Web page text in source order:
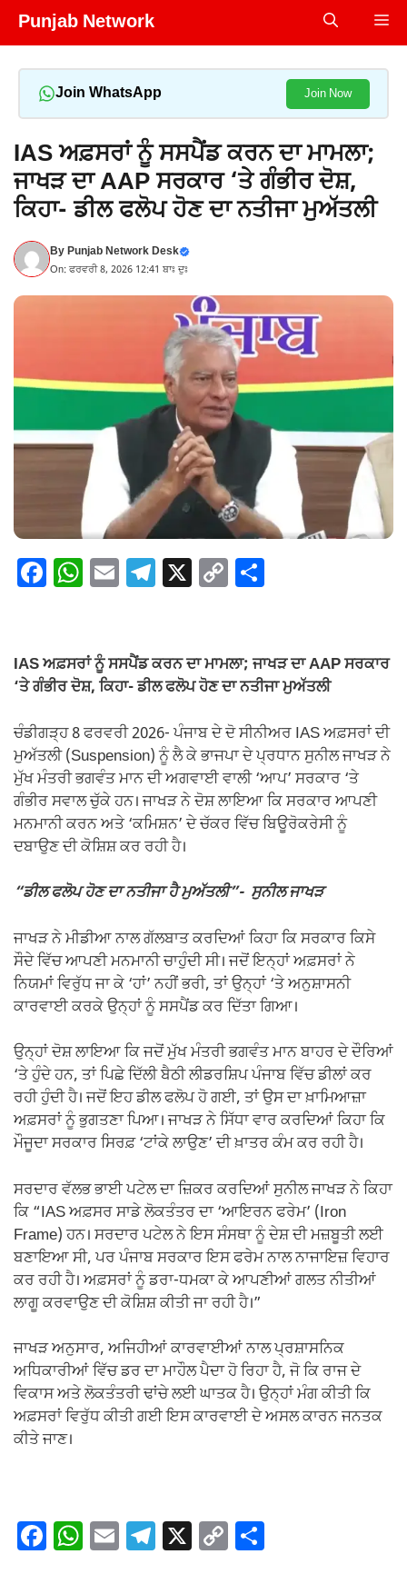
Skip
Punjab Network
Join WhatsApp Join Now
IAS ਅਫ਼ਸਰਾਂ ਨੂੰ ਸਸਪੈਂਡ ਕਰਨ ਦਾ ਮਾਮਲਾ;
ਜਾਖੜ ਦਾ AAP ਸਰਕਾਰ ‘ਤੇ ਗੰਭੀਰ ਦੋਸ਼,
ਕਿਹਾ- ਡੀਲ ਫਲੋਪ ਹੋਣ ਦਾ ਨਤੀਜਾ ਮੁਅੱਤਲੀ
ByPunjab Network Desk
On: ਫਰਵਰੀ 8, 2026 12:41 ਬਾਃ ਦੁਃ
F
e
b
o
o
k
W
s
A
p
p
E T
gr
a
m
X C
y
Li
n
k
e
IAS ਅਫ਼ਸਰਾਂ ਨੂੰ ਸਸਪੈਂਡ ਕਰਨ ਦਾ ਮਾਮਲਾ; ਜਾਖੜ ਦਾ AAP ਸਰਕਾਰ
‘ਤੇ ਗੰਭੀਰ ਦੋਸ਼, ਕਿਹਾ- ਡੀਲ ਫਲੋਪ ਹੋਣ ਦਾ ਨਤੀਜਾ ਮੁਅੱਤਲੀ
ਚੰਡੀਗੜ੍ਹ 8 ਫਰਵਰੀ 2026- ਪੰਜਾਬ ਦੇ ਦੋ ਸੀਨੀਅਰ IAS ਅਫ਼ਸਰਾਂ ਦੀ
ਮੁਅੱਤਲੀ (Suspension) ਨੂੰ ਲੈ ਕੇ ਭਾਜਪਾ ਦੇ ਪ੍ਰਧਾਨ ਸੁਨੀਲ ਜਾਖੜ ਨੇ
ਮੁੱਖ ਮੰਤਰੀ ਭਗਵੰਤ ਮਾਨ ਦੀ ਅਗਵਾਈ ਵਾਲੀ ‘ਆਪ’ ਸਰਕਾਰ ‘ਤੇ
ਗੰਭੀਰ ਸਵਾਲ ਚੁੱਕੇ ਹਨ। ਜਾਖੜ ਨੇ ਦੋਸ਼ ਲਾਇਆ ਕਿ ਸਰਕਾਰ ਆਪਣੀ
ਮਨਮਾਨੀ ਕਰਨ ਅਤੇ ‘ਕਮਿਸ਼ਨ’ ਦੇ ਚੱਕਰ ਵਿੱਚ ਬਿਊਰੋਕਰੇਸੀ ਨੂੰ
ਦਬਾਉਣ ਦੀ ਕੋਸ਼ਿਸ਼ ਕਰ ਰਹੀ ਹੈ।
“ਡੀਲ ਫਲੋਪ ਹੋਣ ਦਾ ਨਤੀਜਾ ਹੈ ਮੁਅੱਤਲੀ”- ਸੁਨੀਲ ਜਾਖੜ​​​​​​​
ਜਾਖੜ ਨੇ ਮੀਡੀਆ ਨਾਲ ਗੱਲਬਾਤ ਕਰਦਿਆਂ ਕਿਹਾ ਕਿ ਸਰਕਾਰ ਕਿਸੇ
ਸੌਦੇ ਵਿੱਚ ਆਪਣੀ ਮਨਮਾਨੀ ਚਾਹੁੰਦੀ ਸੀ। ਜਦੋਂ ਇਨ੍ਹਾਂ ਅਫ਼ਸਰਾਂ ਨੇ
ਨਿਯਮਾਂ ਵਿਰੁੱਧ ਜਾ ਕੇ ‘ਹਾਂ’ ਨਹੀਂ ਭਰੀ, ਤਾਂ ਉਨ੍ਹਾਂ ‘ਤੇ ਅਨੁਸ਼ਾਸਨੀ
ਕਾਰਵਾਈ ਕਰਕੇ ਉਨ੍ਹਾਂ ਨੂੰ ਸਸਪੈਂਡ ਕਰ ਦਿੱਤਾ ਗਿਆ।
ਉਨ੍ਹਾਂ ਦੋਸ਼ ਲਾਇਆ ਕਿ ਜਦੋਂ ਮੁੱਖ ਮੰਤਰੀ ਭਗਵੰਤ ਮਾਨ ਬਾਹਰ ਦੇ ਦੌਰਿਆਂ
‘ਤੇ ਹੁੰਦੇ ਹਨ, ਤਾਂ ਪਿਛੇ ਦਿੱਲੀ ਬੈਠੀ ਲੀਡਰਸ਼ਿਪ ਪੰਜਾਬ ਵਿੱਚ ਡੀਲਾਂ ਕਰ
ਰਹੀ ਹੁੰਦੀ ਹੈ। ਜਦੋਂ ਇਹ ਡੀਲ ਫਲੋਪ ਹੋ ਗਈ, ਤਾਂ ਉਸ ਦਾ ਖ਼ਾਮਿਆਜ਼ਾ
ਅਫ਼ਸਰਾਂ ਨੂੰ ਭੁਗਤਣਾ ਪਿਆ। ਜਾਖੜ ਨੇ ਸਿੱਧਾ ਵਾਰ ਕਰਦਿਆਂ ਕਿਹਾ ਕਿ
ਮੌਜੂਦਾ ਸਰਕਾਰ ਸਿਰਫ਼ ‘ਟਾਂਕੇ ਲਾਉਣ’ ਦੀ ਖ਼ਾਤਰ ਕੰਮ ਕਰ ਰਹੀ ਹੈ।
ਸਰਦਾਰ ਵੱਲਭ ਭਾਈ ਪਟੇਲ ਦਾ ਜ਼ਿਕਰ ਕਰਦਿਆਂ ਸੁਨੀਲ ਜਾਖੜ ਨੇ ਕਿਹਾ
ਕਿ “IAS ਅਫ਼ਸਰ ਸਾਡੇ ਲੋਕਤੰਤਰ ਦਾ ‘ਆਇਰਨ ਫਰੇਮ’ (Iron
Frame) ਹਨ। ਸਰਦਾਰ ਪਟੇਲ ਨੇ ਇਸ ਸੰਸਥਾ ਨੂੰ ਦੇਸ਼ ਦੀ ਮਜ਼ਬੂਤੀ ਲਈ
ਬਣਾਇਆ ਸੀ, ਪਰ ਪੰਜਾਬ ਸਰਕਾਰ ਇਸ ਫਰੇਮ ਨਾਲ ਨਾਜਾਇਜ਼ ਵਿਹਾਰ
ਕਰ ਰਹੀ ਹੈ। ਅਫ਼ਸਰਾਂ ਨੂੰ ਡਰਾ-ਧਮਕਾ ਕੇ ਆਪਣੀਆਂ ਗਲਤ ਨੀਤੀਆਂ
ਲਾਗੂ ਕਰਵਾਉਣ ਦੀ ਕੋਸ਼ਿਸ਼ ਕੀਤੀ ਜਾ ਰਹੀ ਹੈ।”
ਜਾਖੜ ਅਨੁਸਾਰ, ਅਜਿਹੀਆਂ ਕਾਰਵਾਈਆਂ ਨਾਲ ਪ੍ਰਸ਼ਾਸਨਿਕ
ਅਧਿਕਾਰੀਆਂ ਵਿੱਚ ਡਰ ਦਾ ਮਾਹੌਲ ਪੈਦਾ ਹੋ ਰਿਹਾ ਹੈ, ਜੋ ਕਿ ਰਾਜ ਦੇ
ਵਿਕਾਸ ਅਤੇ ਲੋਕਤੰਤਰੀ ਢਾਂਚੇ ਲਈ ਘਾਤਕ ਹੈ। ਉਨ੍ਹਾਂ ਮੰਗ ਕੀਤੀ ਕਿ
ਅਫ਼ਸਰਾਂ ਵਿਰੁੱਧ ਕੀਤੀ ਗਈ ਇਸ ਕਾਰਵਾਈ ਦੇ ਅਸਲ ਕਾਰਨ ਜਨਤਕ
ਕੀਤੇ ਜਾਣ।
F W E T X C